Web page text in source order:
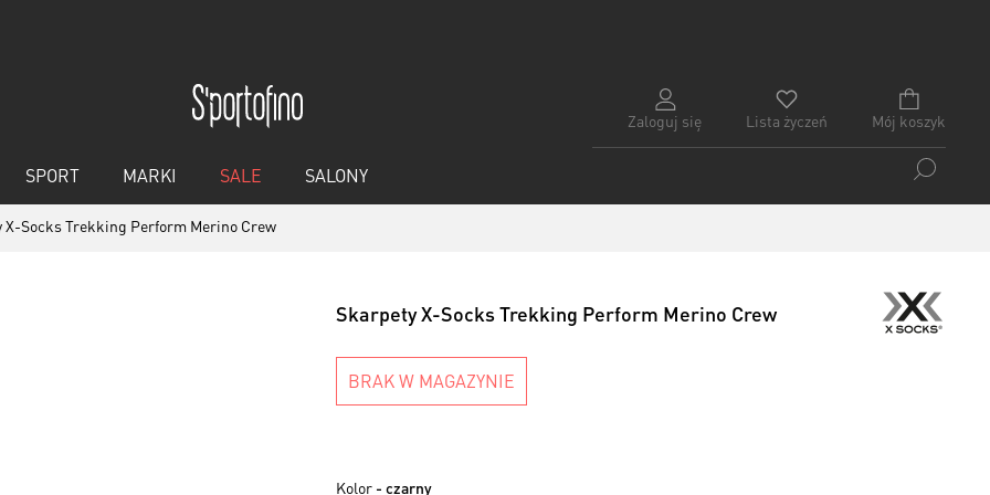
Zaloguj się Mój koszyk
Lista życzeń
SPORT MARKI SALE SALONY
X-Socks Trekking Perform Merino Crew
Skarpety X-Socks Trekking Perform Merino Crew
BRAK W MAGAZYNIE
Kolor - czarny